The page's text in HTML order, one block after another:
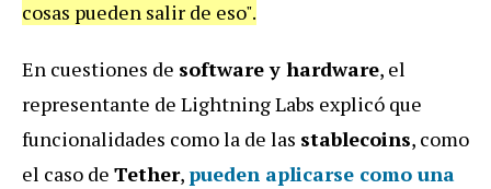
cosas pueden salir de eso".
En cuestiones de software y hardware, el
representante de Lightning Labs explicó que
funcionalidades como la de las stablecoins, como
el caso de Tether,pueden aplicarse como una